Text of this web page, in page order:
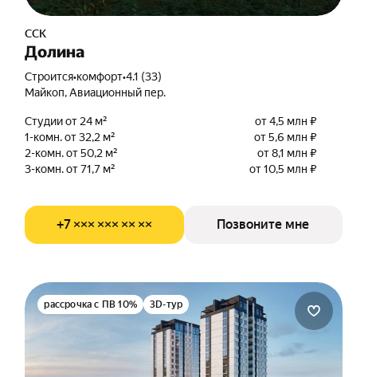
ССК
Долина
Строится•комфорт•4.1 (33)
Майкоп, Авиационный пер.
Студии от 24 м²
от 4,5 млн ₽
1-комн. от 32,2 м²
от 5,6 млн ₽
2-комн. от 50,2 м²
от 8,1 млн ₽
3-комн. от 71,7 м²
от 10,5 млн ₽
+7 ××× ××× ×× ×× Позвоните мне
рассрочка с ПВ 10% 3D-тур